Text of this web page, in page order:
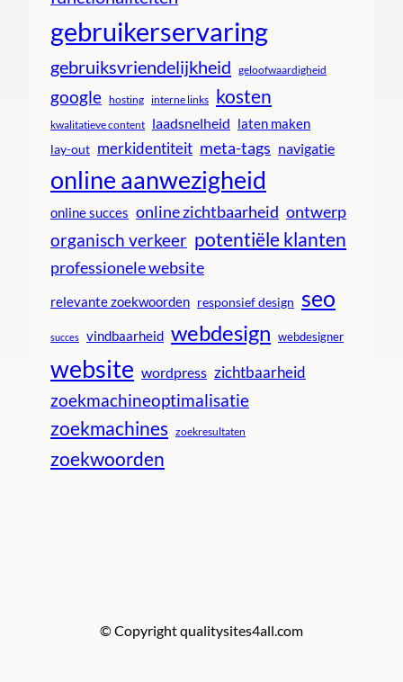
gebruikerservaring
gebruiksvriendelijkheid geloofwaardigheid
google hosting interne links kosten
kwalitatieve content laadsnelheid laten maken
lay-out merkidentiteit meta-tags navigatie
online aanwezigheid
online succes online zichtbaarheid ontwerp
organisch verkeer potentiële klanten
professionele website
relevante zoekwoorden responsief design seo
succes vindbaarheid webdesign webdesigner
website wordpress zichtbaarheid
zoekmachineoptimalisatie
zoekmachines zoekresultaten
zoekwoorden
© Copyright qualitysites4all.com